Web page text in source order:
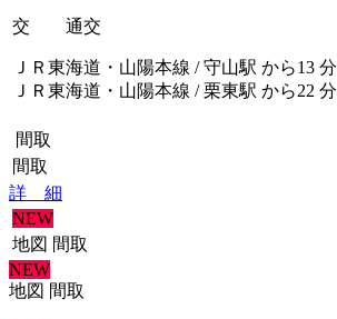
交 通交
ＪＲ東海道・山陽本線 / 守山駅 から13 分
ＪＲ東海道・山陽本線 / 栗東駅 から22 分
間取
間取
詳 細
NEW
地図 間取
NEW
地図 間取